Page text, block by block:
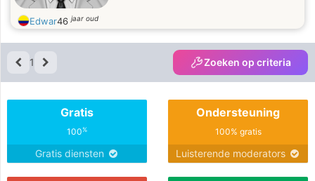
Edwar46jaar oud
1 Zoeken op criteria
Gratis
100%
Gratis diensten
Ondersteuning
100% gratis
Luisterende moderators